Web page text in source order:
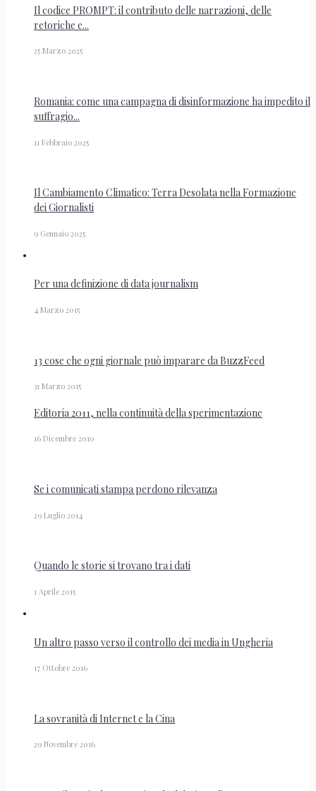
Il codice PROMPT: il contributo delle narrazioni, delle
retoriche e...
25 Marzo 2025
Romania: come una campagna di disinformazione ha impedito il
suffragio...
11 Febbraio 2025
Il Cambiamento Climatico: Terra Desolata nella Formazione
dei Giornalisti
9 Gennaio 2025
Per una definizione di data journalism
4 Marzo 2015
13 cose che ogni giornale può imparare da BuzzFeed
31 Marzo 2015
Editoria 2011, nella continuità della sperimentazione
16 Dicembre 2010
Se i comunicati stampa perdono rilevanza
29 Luglio 2014
Quando le storie si trovano tra i dati
1 Aprile 2015
Un altro passo verso il controllo dei media in Ungheria
17 Ottobre 2016
La sovranità di Internet e la Cina
29 Novembre 2016